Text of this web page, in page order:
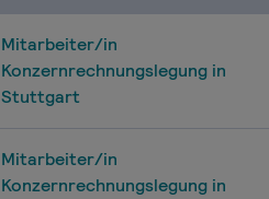
Mitarbeiter/in
Konzernrechnungslegung in
Stuttgart
Mitarbeiter/in
Konzernrechnungslegung in